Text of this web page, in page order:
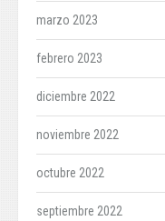
marzo 2023
febrero 2023
diciembre 2022
noviembre 2022
octubre 2022
septiembre 2022